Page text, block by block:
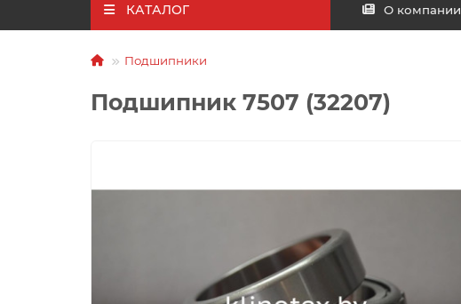
КАТАЛОГ О компании
Подшипники
Подшипник 7507 (32207)